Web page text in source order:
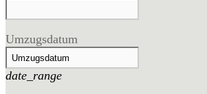
Umzugsdatum
date_range